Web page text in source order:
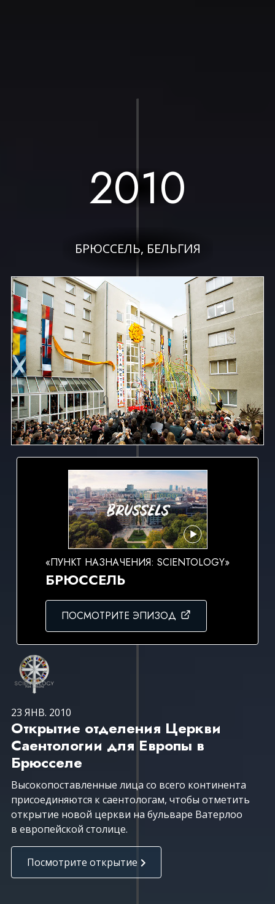
2010
БРЮССЕЛЬ, БЕЛЬГИЯ
«ПУНКТ НАЗНАЧЕНИЯ: SCIENTOLOGY»
БРЮССЕЛЬ
ПОСМОТРИТЕ ЭПИЗОД
23 ЯНВ. 2010
Открытие отделения Церкви
Саентологии для Европы в
Брюсселе
Высокопоставленные лица со всего континента
присоединяются к саентологам, чтобы отметить
открытие новой церкви на бульваре Ватерлоо
в европейской столице.
Посмотрите открытие